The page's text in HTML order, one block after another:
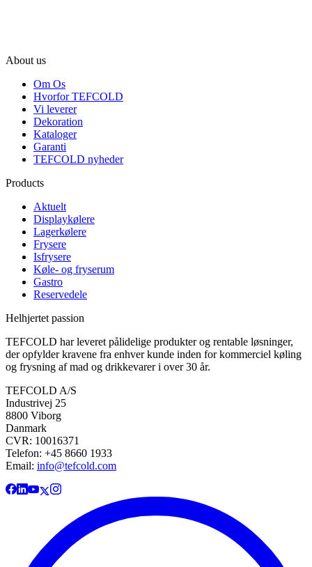
About us
Om Os
Hvorfor TEFCOLD
Vi leverer
Dekoration
Kataloger
Garanti
TEFCOLD nyheder
Products
Aktuelt
Displaykølere
Lagerkølere
Frysere
Isfrysere
Køle- og fryserum
Gastro
Reservedele
Helhjertet passion
TEFCOLD har leveret pålidelige produkter og rentable løsninger,
der opfylder kravene fra enhver kunde inden for kommerciel køling
og frysning af mad og drikkevarer i over 30 år.
TEFCOLD A/S
Industrivej 25
8800 Viborg
Danmark
CVR: 10016371
Telefon: +45 8660 1933
Email: info@tefcold.com